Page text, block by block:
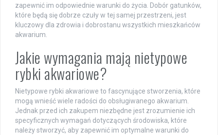
zapewnić im odpowiednie warunki do życia. Dobór gatunków,
które będą się dobrze czuły w tej samej przestrzeni, jest
kluczowy dla zdrowia i dobrostanu wszystkich mieszkańców
akwarium.
Jakie wymagania mają nietypowe
rybki akwariowe?
Nietypowe rybki akwariowe to fascynujące stworzenia, które
mogą wnieść wiele radości do obsługiwanego akwarium.
Jednak przed ich zakupem niezbędne jest zrozumienie ich
specyficznych wymagań dotyczących środowiska, które
należy stworzyć, aby zapewnić im optymalne warunki do